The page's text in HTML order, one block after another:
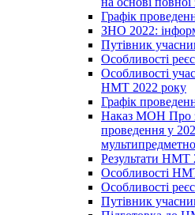
Графік
ЗНО 2022:
Путівник
Особливості
Особливості
НМТ 2022 року
Графік
Наказ МОН Про
проведення у
Результати НМТ
Особливості
Особливості
Путівник